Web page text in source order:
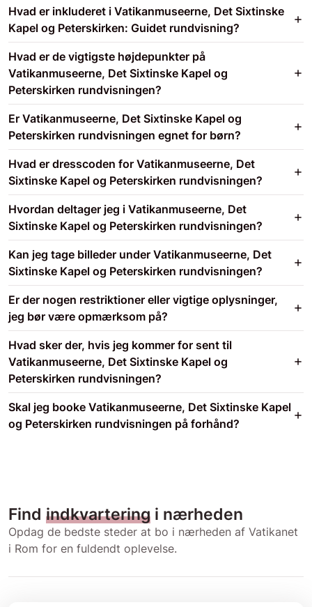
Hvad er inkluderet i Vatikanmuseerne, Det Sixtinske
Kapel og Peterskirken: Guidet rundvisning?
Hvad er de vigtigste højdepunkter på
Vatikanmuseerne, Det Sixtinske Kapel og
Peterskirken rundvisningen?
Er Vatikanmuseerne, Det Sixtinske Kapel og
Peterskirken rundvisningen egnet for børn?
Hvad er dresscoden for Vatikanmuseerne, Det
Sixtinske Kapel og Peterskirken rundvisningen?
Hvordan deltager jeg i Vatikanmuseerne, Det
Sixtinske Kapel og Peterskirken rundvisningen?
Kan jeg tage billeder under Vatikanmuseerne, Det
Sixtinske Kapel og Peterskirken rundvisningen?
Er der nogen restriktioner eller vigtige oplysninger,
jeg bør være opmærksom på?
Hvad sker der, hvis jeg kommer for sent til
Vatikanmuseerne, Det Sixtinske Kapel og
Peterskirken rundvisningen?
Skal jeg booke Vatikanmuseerne, Det Sixtinske Kapel
og Peterskirken rundvisningen på forhånd?
Find indkvartering i nærheden
Opdag de bedste steder at bo i nærheden af Vatikanet
i Rom for en fuldendt oplevelse.